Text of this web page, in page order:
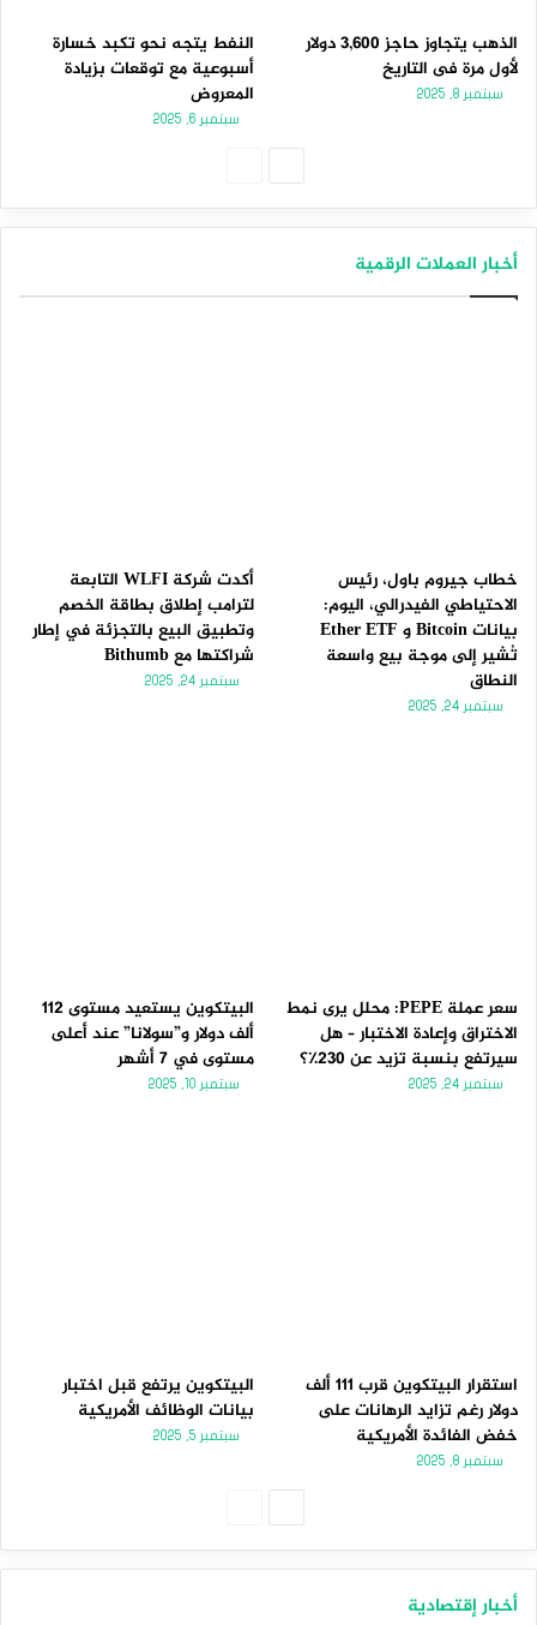
الذهب يتجاوز حاجز 3,600 دولار
لأول مرة فى التاريخ
سبتمبر 8, 2025
النفط يتجه نحو تكبد خسارة
أسبوعية مع توقعات بزيادة
المعروض
سبتمبر 6, 2025
أخبار العملات الرقمية
خطاب جيروم باول، رئيس
الاحتياطي الفيدرالي، اليوم:
بيانات Bitcoin و Ether ETF
تُشير إلى موجة بيع واسعة
النطاق
سبتمبر 24, 2025
أكدت شركة WLFI التابعة
لترامب إطلاق بطاقة الخصم
وتطبيق البيع بالتجزئة في إطار
شراكتها مع Bithumb
سبتمبر 24, 2025
سعر عملة PEPE: محلل يرى نمط
الاختراق وإعادة الاختبار – هل
سيرتفع بنسبة تزيد عن 230٪؟
سبتمبر 24, 2025
البيتكوين يستعيد مستوى 112
ألف دولار و”سولانا” عند أعلى
مستوى في 7 أشهر
سبتمبر 10, 2025
استقرار البيتكوين قرب 111 ألف
دولار رغم تزايد الرهانات على
خفض الفائدة الأمريكية
سبتمبر 8, 2025
البيتكوين يرتفع قبل اختبار
بيانات الوظائف الأمريكية
سبتمبر 5, 2025
أخبار إقتصادية